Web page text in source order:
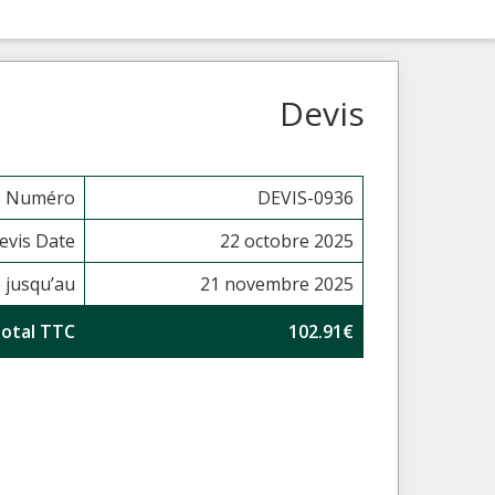
Devis
Numéro
DEVIS-0936
Date
22 octobre 2025
21 novembre 2025
TTC
102.91€